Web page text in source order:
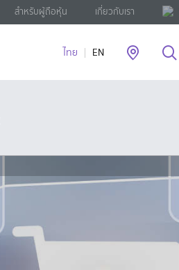
สำหรับผู้ถือหุ้น เกี่ยวกับเรา
ไทย EN